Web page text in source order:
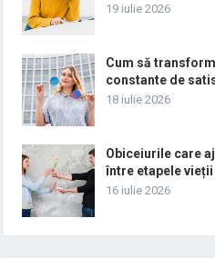
19 iulie 2026
Cum să
constante de
18 iulie 2026
Obiceiurile care
între etapele vieții
16 iulie 2026